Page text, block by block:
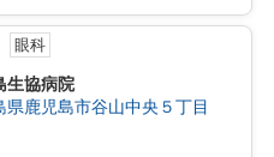
眼科
生協病院
県鹿児島市谷山中央５丁目